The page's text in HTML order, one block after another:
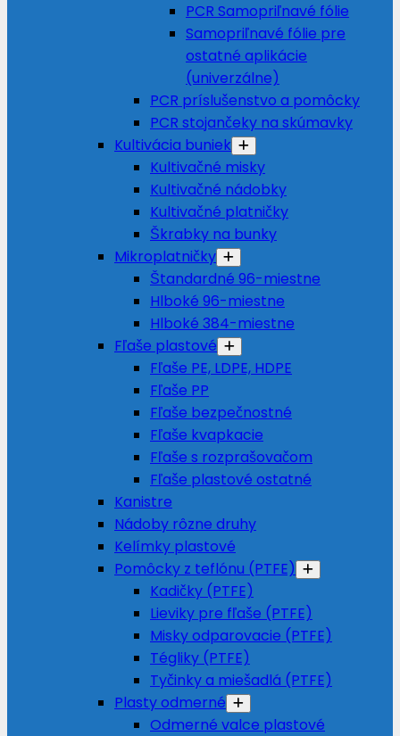
PCR Samopriľnavé fólie
Samopriľnavé fólie pre
ostatné aplikácie
(univerzálne)
PCR príslušenstvo a pomôcky
PCR stojančeky na skúmavky
Kultivácia buniek
Kultivačné misky
Kultivačné nádobky
Kultivačné platničky
Škrabky na bunky
Mikroplatničky
Štandardné 96-miestne
Hlboké 96-miestne
Hlboké 384-miestne
Fľaše plastové
Fľaše PE, LDPE, HDPE
Fľaše PP
Fľaše bezpečnostné
Fľaše kvapkacie
Fľaše s rozprašovačom
Fľaše plastové ostatné
Kanistre
Nádoby rôzne druhy
Kelímky plastové
Pomôcky z teflónu (PTFE)
Kadičky (PTFE)
Lieviky pre fľaše (PTFE)
Misky odparovacie (PTFE)
Tégliky (PTFE)
Tyčinky a miešadlá (PTFE)
Plasty odmerné
Odmerné valce plastové